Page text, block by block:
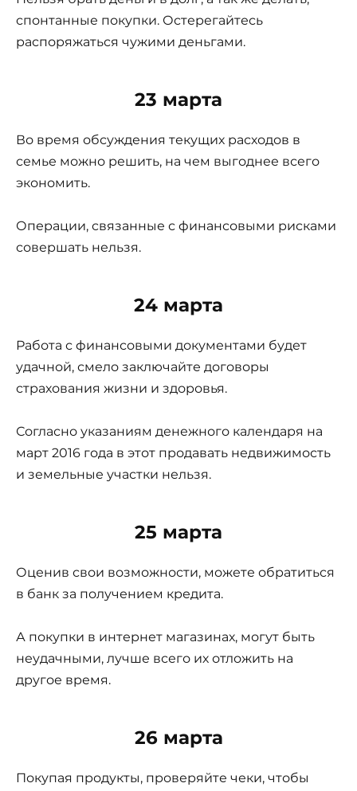
спонтанные покупки. Остерегайтесь
распоряжаться чужими деньгами.
23 марта
Во время обсуждения текущих расходов в
семье можно решить, на чем выгоднее всего
экономить.
Операции, связанные с финансовыми рисками
совершать нельзя.
24 марта
Работа с финансовыми документами будет
удачной, смело заключайте договоры
страхования жизни и здоровья.
Согласно указаниям денежного календаря на
март 2016 года в этот продавать недвижимость
и земельные участки нельзя.
25 марта
Оценив свои возможности, можете обратиться
в банк за получением кредита.
А покупки в интернет магазинах, могут быть
неудачными, лучше всего их отложить на
другое время.
26 марта
Покупая продукты, проверяйте чеки, чтобы